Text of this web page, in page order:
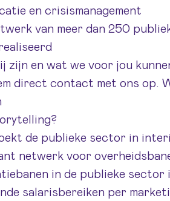
en crisismanagement
van meer dan 250
zijn en wat we voor jou
direct contact met ons op.
de publieke sector in
netwerk voor
in de publieke sector
salarisbereiken per